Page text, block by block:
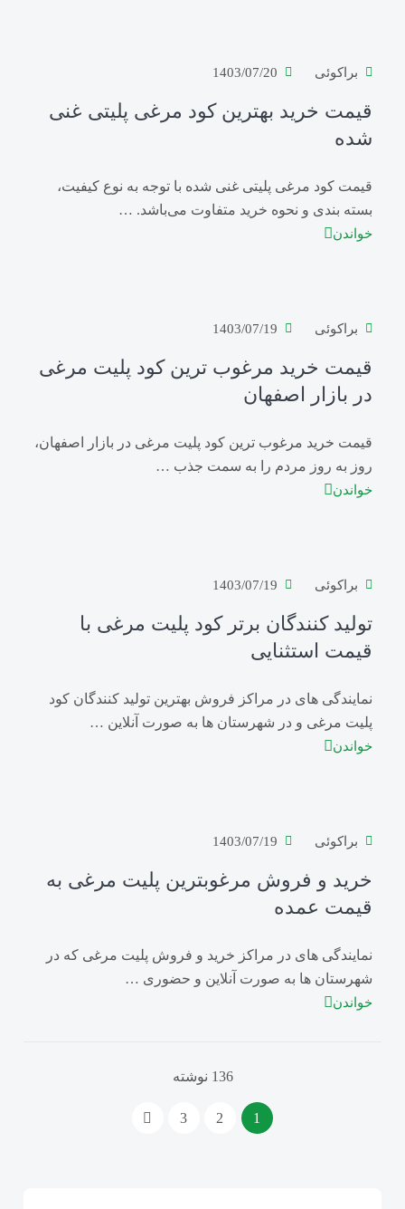
براکوئی 1403/07/20
قیمت خرید بهترین کود مرغی پلیتی غنی
شده
قیمت کود مرغی پلیتی غنی شده با توجه به نوع کیفیت،
بسته بندی و نحوه خرید متفاوت می‌باشد. …
خواندن
براکوئی 1403/07/19
قیمت خرید مرغوب ترین کود پلیت مرغی
در بازار اصفهان
قیمت خرید مرغوب ترین کود پلیت مرغی در بازار اصفهان،
روز به روز مردم را به سمت جذب …
خواندن
براکوئی 1403/07/19
تولید کنندگان برتر کود پلیت مرغی با
قیمت استثنایی
نمایندگی های در مراکز فروش بهترین تولید کنندگان کود
پلیت مرغی و در شهرستان ها به صورت آنلاین …
خواندن
براکوئی 1403/07/19
خرید و فروش مرغوبترین پلیت مرغی به
قیمت عمده
نمایندگی های در مراکز خرید و فروش پلیت مرغی که در
شهرستان ها به صورت آنلاین و حضوری …
خواندن
136 نوشته
1
2
3